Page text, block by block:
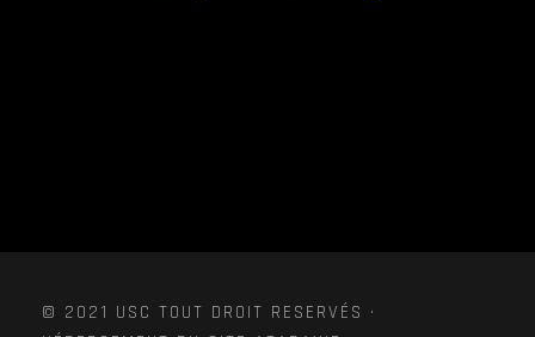
© 2021 USC TOUT DROIT RESERVÉS ·